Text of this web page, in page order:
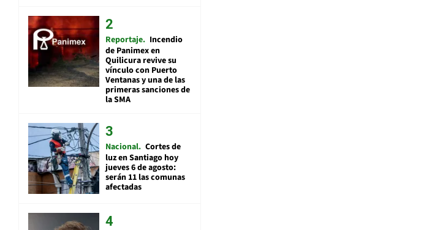
Reportaje Incendio
de Panimex en
Quilicura revive su
vínculo con Puerto
Ventanas y una de las
primeras sanciones de
la SMA
Nacional Cortes de
luz en Santiago hoy
jueves 6 de agosto:
serán 11 las comunas
afectadas